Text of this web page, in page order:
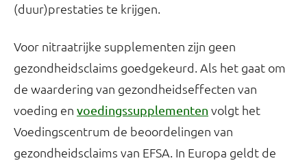
(duur)prestaties te krijgen.
Voor nitraatrijke supplementen zijn geen
gezondheidsclaims goedgekeurd. Als het gaat om
de waardering van gezondheidseffecten van
voeding en voedingssupplementen volgt het
Voedingscentrum de beoordelingen van
gezondheidsclaims van EFSA. In Europa geldt de